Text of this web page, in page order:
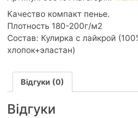
Качество компакт пенье.
Плотность 180-200г/м2
Состав: Кулирка с лайкрой
хлопок+эластан)
Відгуки (0)
Відгуки